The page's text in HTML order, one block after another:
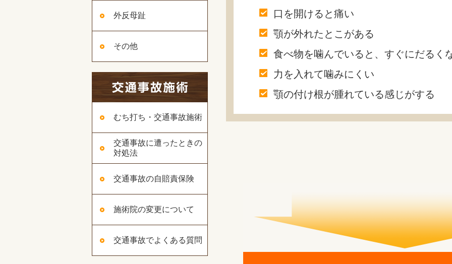
外反母趾
その他
むち打ち・交通事故施術
交通事故に遭ったときの
対処法
交通事故の自賠責保険
施術院の変更について
交通事故でよくある質問
口を開けると痛い
顎が外れたとこがある
食べ物を噛んでいると、すぐにだるく
力を入れて噛みにくい
顎の付け根が腫れている感じがする